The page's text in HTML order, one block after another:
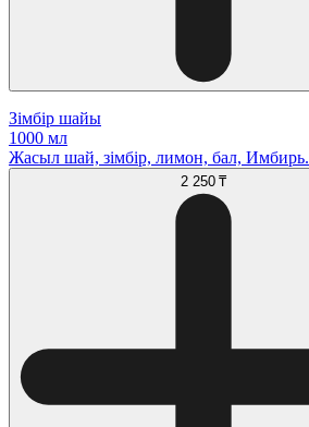
Зімбір шайы
1000 мл
Жасыл шай, зімбір, лимон, бал, Имбирь.
2 250 ₸